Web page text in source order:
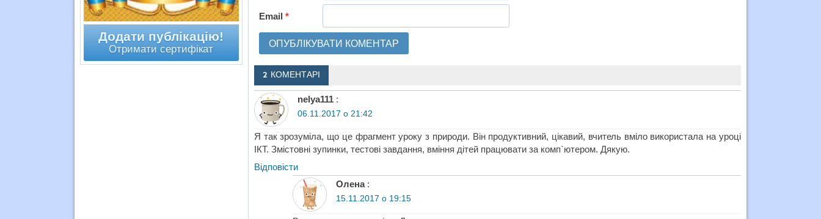
Email *
2 КОМЕНТАРІ
nelya111 :
06.11.2017 о 21:42
Я так зрозуміла, що це фрагмент уроку з природи. Він продуктивний, цікавий, вчитель вміло використала на уроці
ІКТ. Змістовні зупинки, тестові завдання, вміння дітей працювати за комп`ютером. Дякую.
Відповіcти
Олена :
15.11.2017 о 19:15
Додати публікацію!
Отримати сертифікат